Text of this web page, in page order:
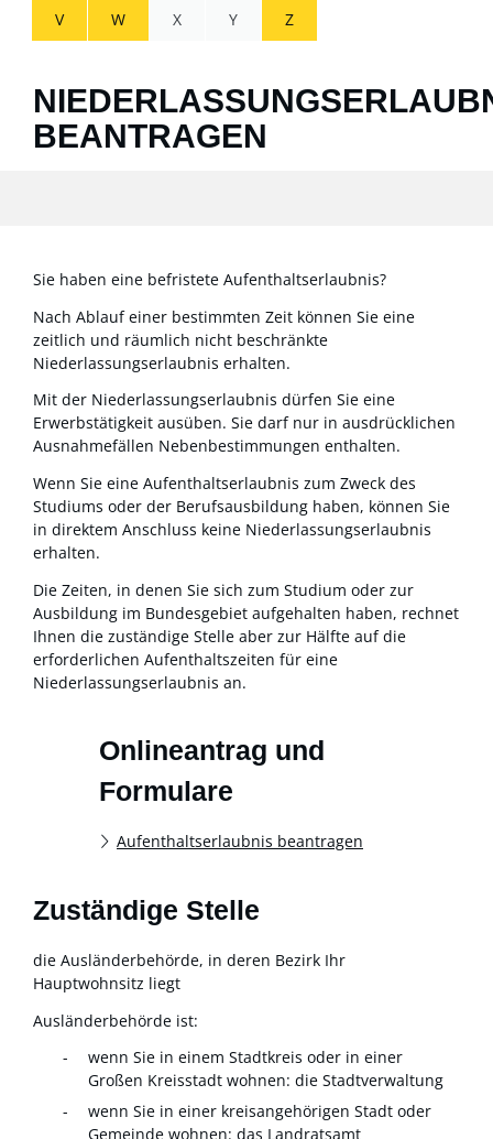
V W X Y Z
BEANTRAGEN
Sie haben eine befristete Aufenthaltserlaubnis?
Nach Ablauf einer bestimmten Zeit können Sie eine
zeitlich und räumlich nicht beschränkte
Niederlassungserlaubnis erhalten.
Mit der Niederlassungserlaubnis dürfen Sie eine
Erwerbstätigkeit ausüben. Sie darf nur in ausdrücklichen
Ausnahmefällen Nebenbestimmungen enthalten.
Wenn Sie eine Aufenthaltserlaubnis zum Zweck des
Studiums oder der Berufsausbildung haben, können Sie
in direktem Anschluss keine Niederlassungserlaubnis
erhalten.
Die Zeiten, in denen Sie sich zum Studium oder zur
Ausbildung im Bundesgebiet aufgehalten haben, rechnet
Ihnen die zuständige Stelle aber zur Hälfte auf die
erforderlichen Aufenthaltszeiten für eine
Niederlassungserlaubnis an.
Onlineantrag und
Formulare
Aufenthaltserlaubnis beantragen
Zuständige Stelle
die Ausländerbehörde, in deren Bezirk Ihr
Hauptwohnsitz liegt
Ausländerbehörde ist:
wenn Sie in einem Stadtkreis oder in einer
Großen Kreisstadt wohnen: die Stadtverwaltung
wenn Sie in einer kreisangehörigen Stadt oder
Gemeinde wohnen: das Landratsamt